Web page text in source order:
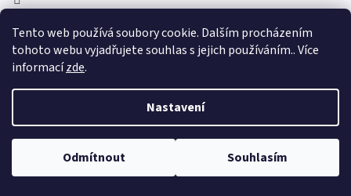
Tento web používá soubory cookie. Dalším procházením
tohoto webu vyjadřujete souhlas s jejich používáním.. Více
informacízde.
Nastavení
Odmítnout Souhlasím
https://www.facebook.com/kytkychotec
+420774008578
Vytvořil Shoptet
Copyright 2026Lukscheiter E-SHOP . Všechna práva vyhrazena.